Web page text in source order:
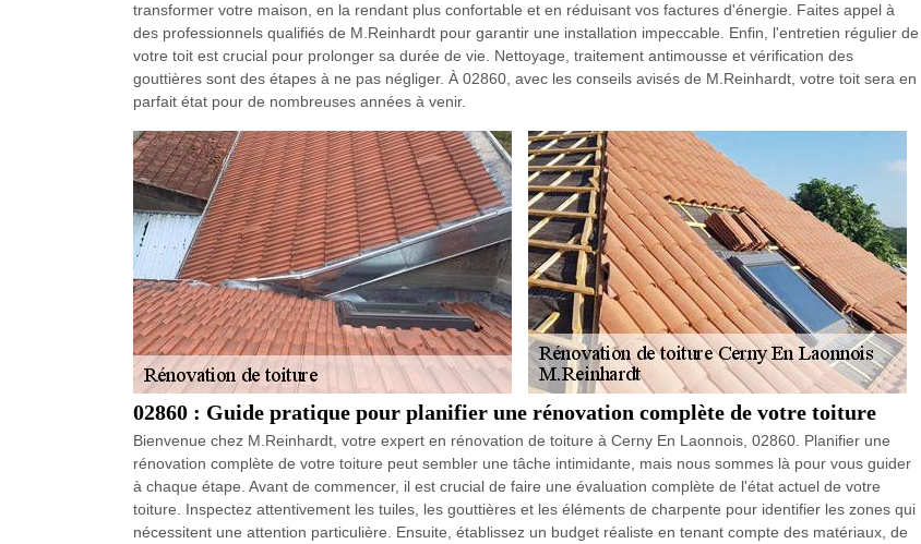
transformer votre maison, en la rendant plus confortable et en réduisant vos factures d'énergie. Faites appel à
des professionnels qualifiés de M.Reinhardt pour garantir une installation impeccable. Enfin, l'entretien régulier de
votre toit est crucial pour prolonger sa durée de vie. Nettoyage, traitement antimousse et vérification des
gouttières sont des étapes à ne pas négliger. À 02860, avec les conseils avisés de M.Reinhardt, votre toit sera en
parfait état pour de nombreuses années à venir.
02860 : Guide pratique pour planifier une rénovation complète de votre toiture
Bienvenue chez M.Reinhardt, votre expert en rénovation de toiture à Cerny En Laonnois, 02860. Planifier une
rénovation complète de votre toiture peut sembler une tâche intimidante, mais nous sommes là pour vous guider
à chaque étape. Avant de commencer, il est crucial de faire une évaluation complète de l'état actuel de votre
toiture. Inspectez attentivement les tuiles, les gouttières et les éléments de charpente pour identifier les zones qui
nécessitent une attention particulière. Ensuite, établissez un budget réaliste en tenant compte des matériaux, de